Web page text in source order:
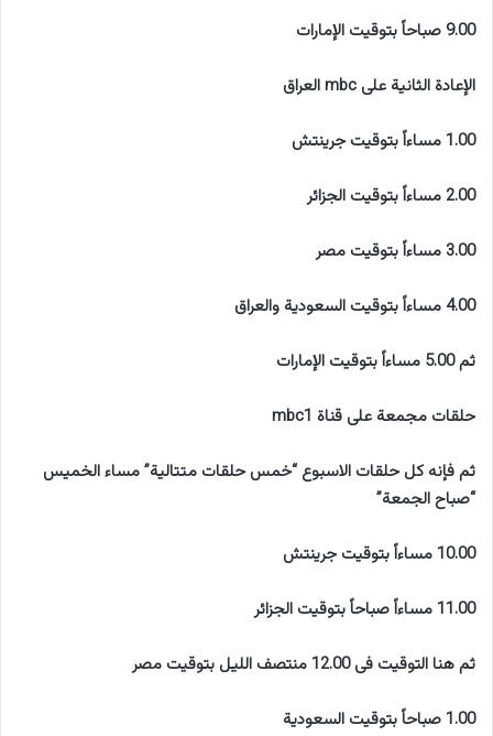
9.00 صباحاً بتوقيت الإمارات
الإعادة الثانية على mbc العراق
1.00 مساءاً بتوقيت جرينتش
2.00 مساءاً بتوقيت الجزائر
3.00 مساءاً بتوقيت مصر
4.00 مساءاً بتوقيت السعودية والعراق
ثم 5.00 مساءاً بتوقيت الإمارات
حلقات مجمعة على قناة mbc1
ثم فإنه كل حلقات الاسبوع “خمس حلقات متتالية” مساء الخميس
“صباح الجمعة”
10.00 مساءاً بتوقيت جرينتش
11.00 مساءاً صباحاً بتوقيت الجزائر
ثم هنا التوقيت فى 12.00 منتصف الليل بتوقيت مصر
1.00 صباحاً بتوقيت السعودية